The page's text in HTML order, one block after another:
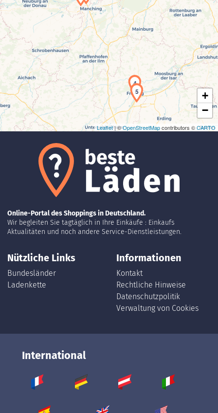
Laden der Karte...
4
5
+
−
Leaflet| ©OpenStreetMapcontributors ©CARTO
Online-Portal des Shoppings in Deutschland.
Wir begleiten Sie tagtäglich in Ihre Einkäufe : Einkaufs
Aktualitäten und noch andere Service-Dienstleistungen.
Nützliche Links
Bundesländer
Ladenkette
Informationen
Kontakt
Rechtliche Hinweise
Datenschutzpolitik
Verwaltung von Cookies
International